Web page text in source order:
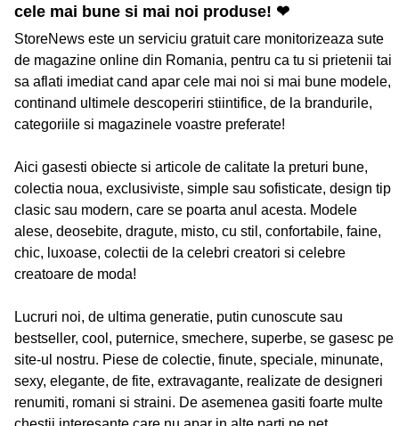
cele mai bune si mai noi produse! ❤
StoreNews este un serviciu gratuit care monitorizeaza sute
de magazine online din Romania, pentru ca tu si prietenii tai
sa aflati imediat cand apar cele mai noi si mai bune modele,
continand ultimele descoperiri stiintifice, de la brandurile,
categoriile si magazinele voastre preferate!
Aici gasesti obiecte si articole de calitate la preturi bune,
colectia noua, exclusiviste, simple sau sofisticate, design tip
clasic sau modern, care se poarta anul acesta. Modele
alese, deosebite, dragute, misto, cu stil, confortabile, faine,
chic, luxoase, colectii de la celebri creatori si celebre
creatoare de moda!
Lucruri noi, de ultima generatie, putin cunoscute sau
bestseller, cool, puternice, smechere, superbe, se gasesc pe
site-ul nostru. Piese de colectie, finute, speciale, minunate,
sexy, elegante, de fite, extravagante, realizate de designeri
renumiti, romani si straini. De asemenea gasiti foarte multe